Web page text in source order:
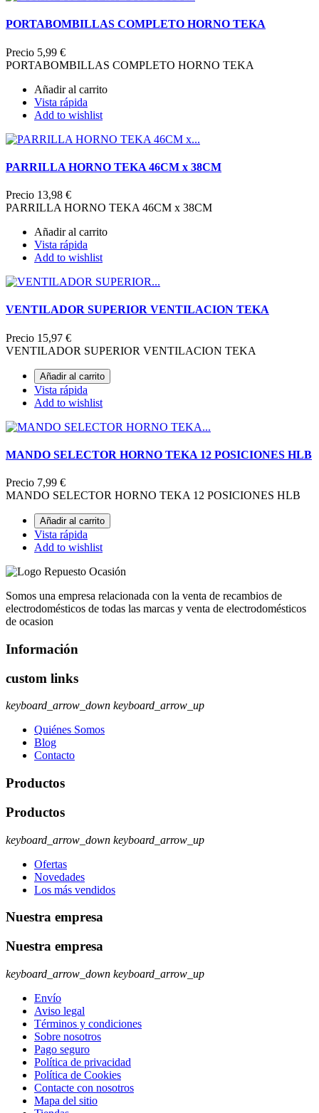
PORTABOMBILLAS COMPLETO HORNO TEKA
Precio 5,99 €
PORTABOMBILLAS COMPLETO HORNO TEKA
Añadir al carrito
Vista rápida
Add to wishlist
PARRILLA HORNO TEKA 46CM x 38CM
Precio 13,98 €
PARRILLA HORNO TEKA 46CM x 38CM
Añadir al carrito
Vista rápida
Add to wishlist
VENTILADOR SUPERIOR VENTILACION TEKA
Precio 15,97 €
VENTILADOR SUPERIOR VENTILACION TEKA
Añadir al carrito
Vista rápida
Add to wishlist
MANDO SELECTOR HORNO TEKA 12 POSICIONES HLB
Precio 7,99 €
MANDO SELECTOR HORNO TEKA 12 POSICIONES HLB
Añadir al carrito
Vista rápida
Add to wishlist
Somos una empresa relacionada con la venta de recambios de
electrodomésticos de todas las marcas y venta de electrodomésticos
de ocasion
Información
custom links
keyboard_arrow_down keyboard_arrow_up
Quiénes Somos
Blog
Contacto
Productos
Productos
keyboard_arrow_down keyboard_arrow_up
Ofertas
Novedades
Los más vendidos
Nuestra empresa
Nuestra empresa
keyboard_arrow_down keyboard_arrow_up
Envío
Aviso legal
Términos y condiciones
Sobre nosotros
Pago seguro
Política de privacidad
Política de Cookies
Contacte con nosotros
Mapa del sitio